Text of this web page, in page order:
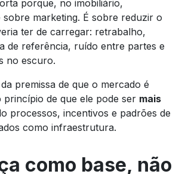
porque, no imobiliário,
sobre marketing. É sobre reduzir o
ter de carregar: retrabalho,
de referência, ruído entre partes e
no escuro.
premissa de que o mercado é
princípio de que ele pode ser mais
processos, incentivos e padrões de
como infraestrutura.
como base, não